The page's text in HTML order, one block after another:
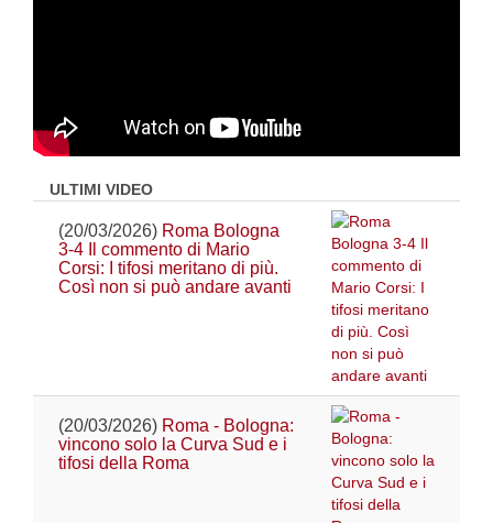
ULTIMI VIDEO
(20/03/2026) Roma Bologna
3-4 Il commento di Mario
Corsi: I tifosi meritano di più.
Così non si può andare avanti
(20/03/2026) Roma - Bologna:
vincono solo la Curva Sud e i
tifosi della Roma